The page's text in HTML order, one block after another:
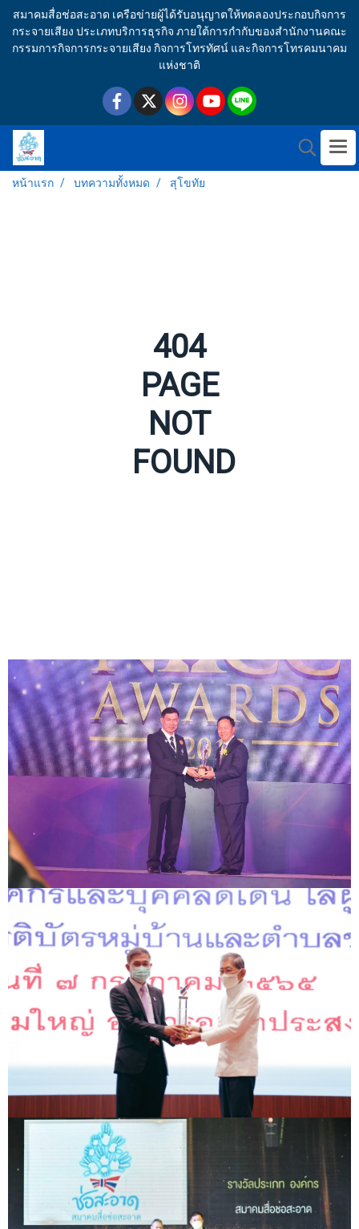
สมาคมสื่อช่อสะอาด เครือข่ายผู้ได้รับอนุญาตให้ทดลองประกอบกิจการ
กระจายเสียง ประเภทบริการธุรกิจ ภายใต้การกำกับของสำนักงานคณะ
กรรมการกิจการกระจายเสียง กิจการโทรทัศน์ และกิจการโทรคมนาคม
แห่งชาติ
หน้าแรก บทความทั้งหมด สุโขทัย
404
PAGE
NOT
FOUND